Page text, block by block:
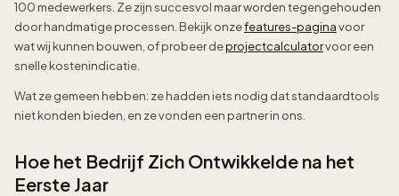
100 medewerkers. Ze zijn succesvol maar worden tegengehouden
door handmatige processen. Bekijk onzefeatures-paginavoor
wat wij kunnen bouwen, of probeer deprojectcalculatorvoor een
snelle kostenindicatie.
Wat ze gemeen hebben: ze hadden iets nodig dat standaardtools
niet konden bieden, en ze vonden een partner in ons.
Hoe het Bedrijf Zich Ontwikkelde na het
Eerste Jaar